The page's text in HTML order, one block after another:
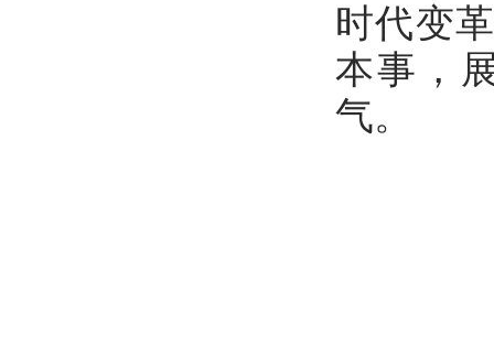
时代变
本事，
气。